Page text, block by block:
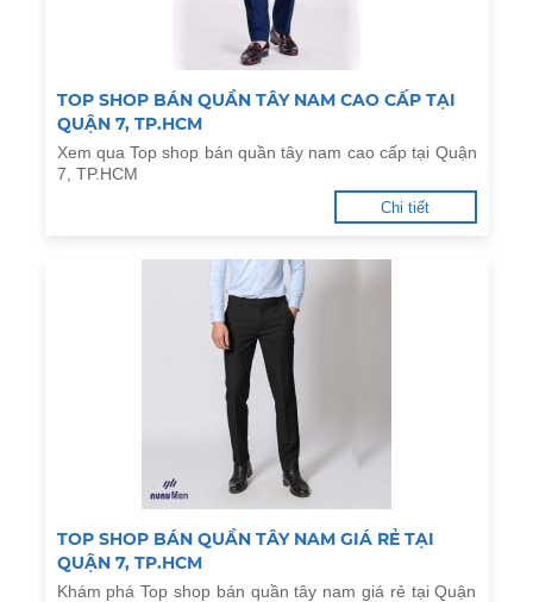
TOP SHOP BÁN QUẦN TÂY NAM CAO CẤP TẠI
QUẬN 7, TP.HCM
Xem qua Top shop bán quần tây nam cao cấp tại Quận
7, TP.HCM
Chi tiết
TOP SHOP BÁN QUẦN TÂY NAM GIÁ RẺ TẠI
QUẬN 7, TP.HCM
Khám phá Top shop bán quần tây nam giá rẻ tại Quận